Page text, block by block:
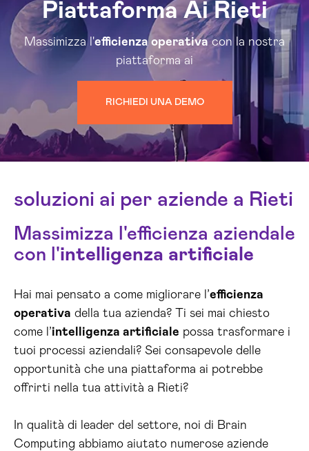
Piattaforma Ai Rieti
Massimizza l'efficienza operativacon la nostra
piattaforma ai
RICHIEDI UNA DEMO
soluzioni ai per aziende a Rieti
Massimizza l'efficienza aziendale
con l'intelligenza artificiale
Hai mai pensato a come migliorare l’efficienza
operativa della tua azienda? Ti sei mai chiesto
come l’intelligenza artificiale possa trasformare i
tuoi processi aziendali? Sei consapevole delle
opportunità che una piattaforma ai potrebbe
offrirti nella tua attività a Rieti?
In qualità di leader del settore, noi di Brain
Computing abbiamo aiutato numerose aziende